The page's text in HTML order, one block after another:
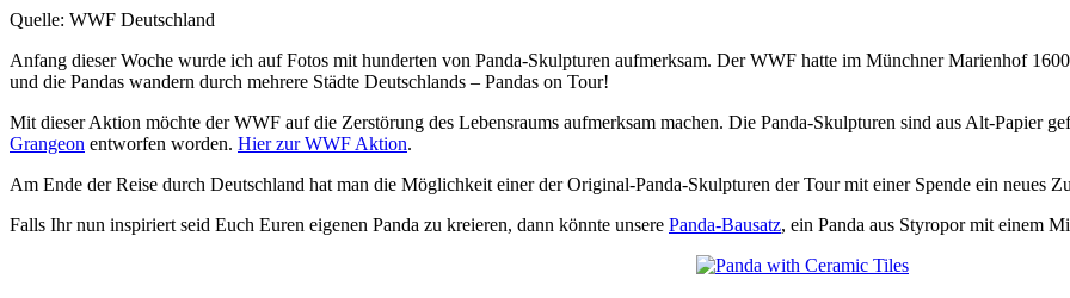
Quelle: WWF Deutschland
Anfang dieser Woche wurde ich auf Fotos mit hunderten von Panda-Skulpturen aufmerksam. Der WWF hatte im Münchner Marienhof
und die Pandas wandern durch mehrere Städte Deutschlands – Pandas on Tour!
Mit dieser Aktion möchte der WWF auf die Zerstörung des Lebensraums aufmerksam machen. Die Panda-Skulpturen sind aus Alt-Papier
Grangeon entworfen worden. Hier zur WWF Aktion.
Am Ende der Reise durch Deutschland hat man die Möglichkeit einer der Original-Panda-Skulpturen der Tour mit einer Spende ein neues
Falls Ihr nun inspiriert seid Euch Euren eigenen Panda zu kreieren, dann könnte unsere Panda-Bausatz, ein Panda aus Styropor mit einem